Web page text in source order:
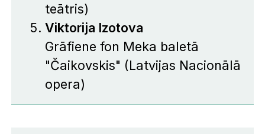
teātris)
Viktorija Izotova
Grāfiene fon Meka baletā
"Čaikovskis" (Latvijas Nacionālā
opera)